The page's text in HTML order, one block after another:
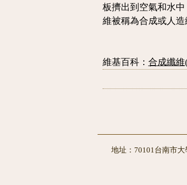
板擠出到空氣和水
維被稱為合成或人
維基百科： 合成纖維
地址：70101台南市